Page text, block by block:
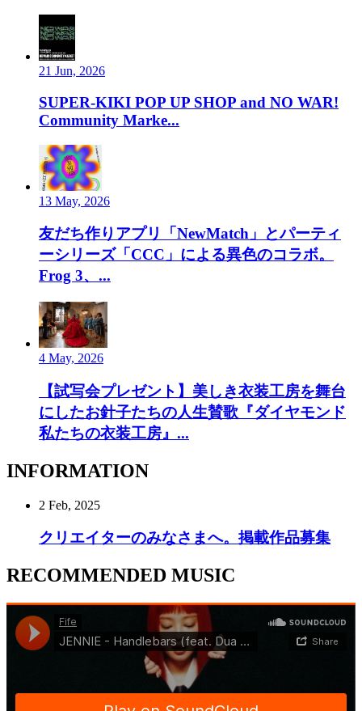
21 Jun, 2026
SUPER-KIKI POP UP SHOP and NO WAR!
Community Marke...
13 May, 2026
友だち作りアプリ「NewMatch」とパーティ
ーシリーズ「CCC」による異色のコラボ。
Frog 3、...
4 May, 2026
【試写会プレゼント】美しき衣装工房を舞台
にしたお針子たちの人生賛歌『ダイヤモンド
私たちの衣装工房』...
INFORMATION
2 Feb, 2025
クリエイターのみなさまへ。掲載作品募集
RECOMMENDED MUSIC